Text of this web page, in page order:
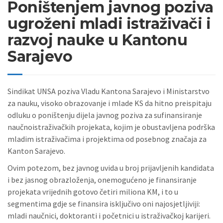
Poništenjem javnog poziva
ugroženi mladi istraživači i
razvoj nauke u Kantonu
Sarajevo
Sindikat UNSA poziva Vladu Kantona Sarajevo i Ministarstvo
za nauku, visoko obrazovanje i mlade KS da hitno preispitaju
odluku o poništenju dijela javnog poziva za sufinansiranje
naučnoistraživačkih projekata, kojim je obustavljena podrška
mladim istraživačima i projektima od posebnog značaja za
Kanton Sarajevo.
Ovim potezom, bez javnog uvida u broj prijavljenih kandidata
i bez jasnog obrazloženja, onemogućeno je finansiranje
projekata vrijednih gotovo četiri miliona KM, i to u
segmentima gdje se finansira isključivo oni najosjetljiviji:
mladi naučnici, doktoranti i početnici u istraživačkoj karijeri.